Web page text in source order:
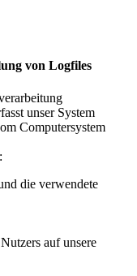
von Logfiles
unser System
Computersystem
die verwendete
auf unsere